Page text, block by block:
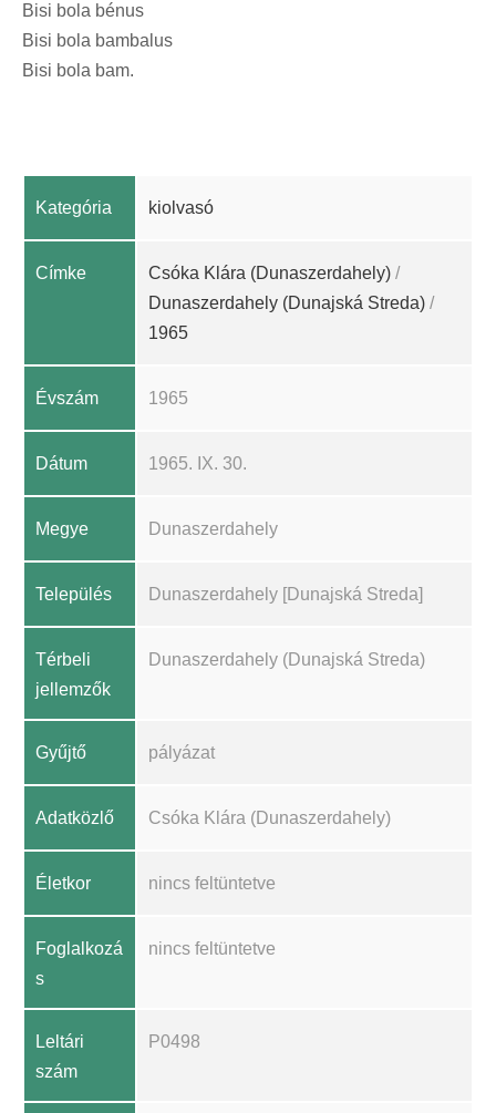
Bisi bola bénus
Bisi bola bambalus
Bisi bola bam.
Kategória kiolvasó
Címke Csóka Klára (Dunaszerdahely) /
Dunaszerdahely (Dunajská Streda) /
1965
Évszám 1965
Dátum 1965. IX. 30.
Megye Dunaszerdahely
Település Dunaszerdahely [Dunajská Streda]
Térbeli
jellemzők
Dunaszerdahely (Dunajská Streda)
Gyűjtő pályázat
Adatközlő Csóka Klára (Dunaszerdahely)
Életkor nincs feltüntetve
Foglalkozá
s
nincs feltüntetve
Leltári
szám
P0498